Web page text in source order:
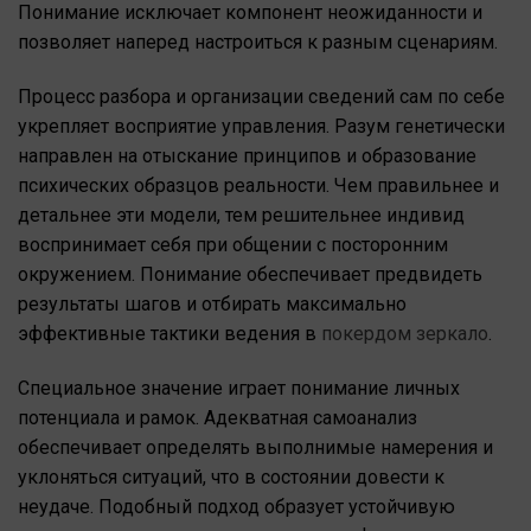
Понимание исключает компонент неожиданности и
позволяет наперед настроиться к разным сценариям.
Процесс разбора и организации сведений сам по себе
укрепляет восприятие управления. Разум генетически
направлен на отыскание принципов и образование
психических образцов реальности. Чем правильнее и
детальнее эти модели, тем решительнее индивид
воспринимает себя при общении с посторонним
окружением. Понимание обеспечивает предвидеть
результаты шагов и отбирать максимально
эффективные тактики ведения в покердом зеркало.
Специальное значение играет понимание личных
потенциала и рамок. Адекватная самоанализ
обеспечивает определять выполнимые намерения и
уклоняться ситуаций, что в состоянии довести к
неудаче. Подобный подход образует устойчивую